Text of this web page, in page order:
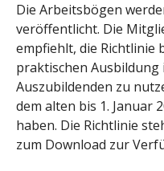
Die Arbeitsbögen
veröffentlicht. Die
empfiehlt, die Richtlinie
praktischen
Auszubildenden zu
dem alten bis 1. Januar
haben. Die Richtlinie
zum Download zur